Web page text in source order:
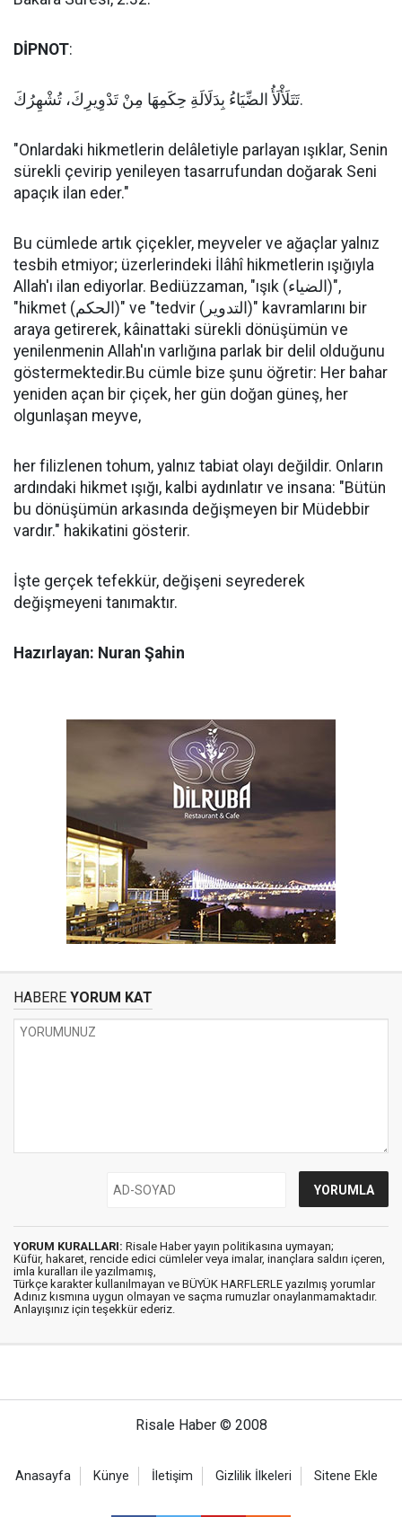
DİPNOT:
تَتَلَأْلَأُ الضِّيَاءُ بِدَلَالَةِ حِكَمِهَا مِنْ تَدْوِيرِكَ، تُشْهِرُكَ.
"Onlardaki hikmetlerin delâletiyle parlayan ışıklar, Senin
sürekli çevirip yenileyen tasarrufundan doğarak Seni
apaçık ilan eder."
Bu cümlede artık çiçekler, meyveler ve ağaçlar yalnız
tesbih etmiyor; üzerlerindeki İlâhî hikmetlerin ışığıyla
Allah'ı ilan ediyorlar. Bediüzzaman, "ışık (الضياء)",
"hikmet (الحكم)" ve "tedvir (التدوير)" kavramlarını bir
araya getirerek, kâinattaki sürekli dönüşümün ve
yenilenmenin Allah'ın varlığına parlak bir delil olduğunu
göstermektedir.Bu cümle bize şunu öğretir: Her bahar
yeniden açan bir çiçek, her gün doğan güneş, her
olgunlaşan meyve,
her filizlenen tohum, yalnız tabiat olayı değildir. Onların
ardındaki hikmet ışığı, kalbi aydınlatır ve insana: "Bütün
bu dönüşümün arkasında değişmeyen bir Müdebbir
vardır." hakikatini gösterir.
İşte gerçek tefekkür, değişeni seyrederek
değişmeyeni tanımaktır.
Hazırlayan: Nuran Şahin
HABERE YORUM KAT
YORUM KURALLARI: Risale Haber yayın politikasına uymayan;
Küfür, hakaret, rencide edici cümleler veya imalar, inançlara saldırı içeren,
imla kuralları ile yazılmamış,
Türkçe karakter kullanılmayan ve BÜYÜK HARFLERLE yazılmış yorumlar
Adınız kısmına uygun olmayan ve saçma rumuzlar onaylanmamaktadır.
Anlayışınız için teşekkür ederiz.
Risale Haber © 2008
Anasayfa Künye İletişim Gizlilik İlkeleri Sitene Ekle